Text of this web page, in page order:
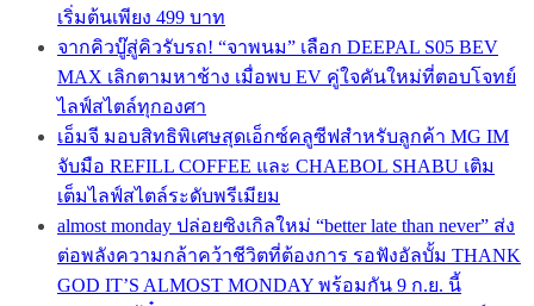
เริ่มต้นเพียง 499 บาท
จากคิวบู๊สู่คิวรับรถ! “จาพนม” เลือก DEEPAL S05 BEV
MAX เลิกตามหาช้าง เมื่อพบ EV คู่ใจคันใหม่ที่ตอบโจทย์
ไลฟ์สไตล์ทุกองศา
เอ็มจี มอบสิทธิพิเศษสุดเอ็กซ์คลูซีฟสำหรับลูกค้า MG IM
จับมือ REFILL COFFEE และ CHAEBOL SHABU เติม
เต็มไลฟ์สไตล์ระดับพรีเมียม
almost monday ปล่อยซิงเกิลใหม่ “better late than never” ส่ง
ต่อพลังความกล้าคว้าชีวิตที่ต้องการ รอฟังอัลบั้ม THANK
GOD IT’S ALMOST MONDAY พร้อมกัน 9 ก.ย. นี้